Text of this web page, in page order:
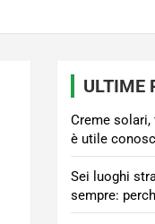
ULTIME
Creme
è utile
Sei luoghi
sempre: